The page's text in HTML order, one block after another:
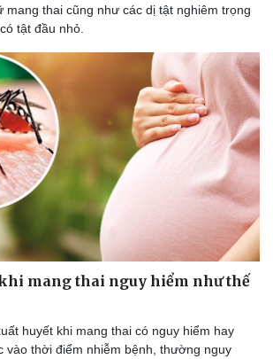
Podcast
Câu chuyện thời sự
Đọc truyện đêm khuya
Cửa sổ tình yêu
Kể chuyện cho bé
Hạt giống tâm hồn
mang thai cũng như các dị tật nghiêm trọng
tật đầu nhỏ.
mang thai nguy hiểm như thế
huyết khi mang thai có nguy hiểm hay
vào thời điểm nhiễm bệnh, thường nguy